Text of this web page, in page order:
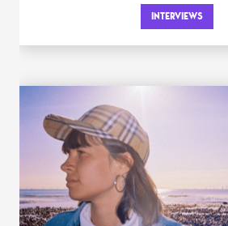
INTERVIEWS